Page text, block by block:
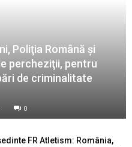
Poliţia Română și
percheziţii, pentru
de criminalitate
0
FR Atletism: România,